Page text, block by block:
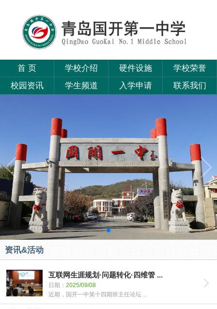
首 页 学校介绍 硬件设施
学校荣誉
校园资讯
学生频道 入学申请 联系我们
资讯&活动
互联网生涯规划·问题转化·四维管 ...
日期： 2025/09/08
近期，国开一中第十四期班主任论坛 ...